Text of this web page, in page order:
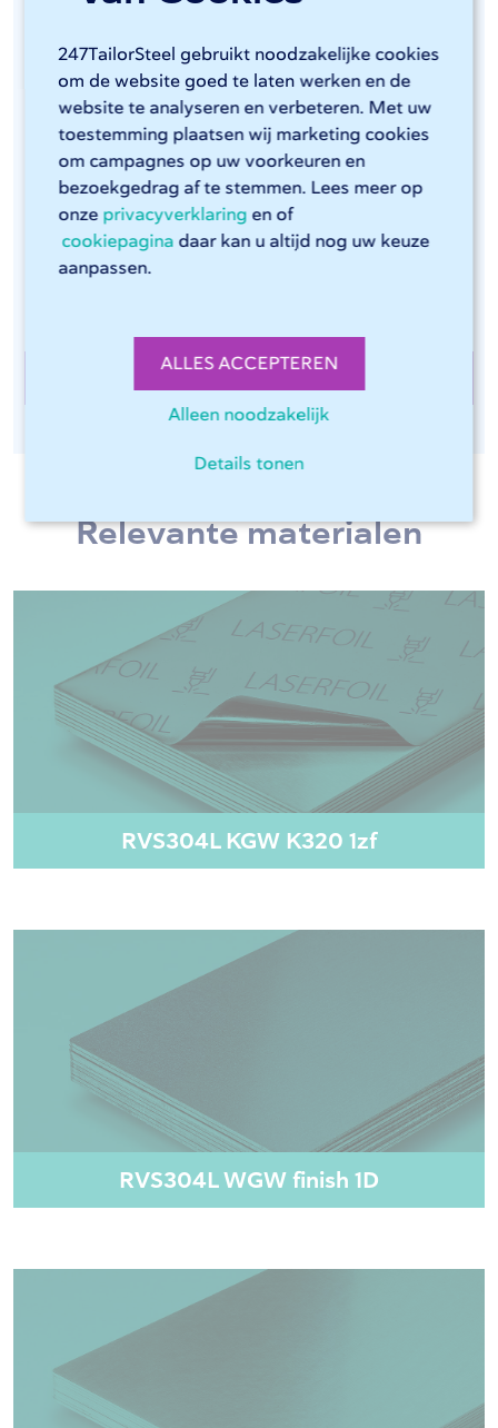
247TailorSteel gebruikt noodzakelijke cookies
om de website goed te laten werken en de
website te analyseren en verbeteren. Met uw
toestemming plaatsen wij marketing cookies
om campagnes op uw voorkeuren en
bezoekgedrag af te stemmen. Lees meer op
onze privacyverklaring en of
cookiepagina daar kan u altijd nog uw keuze
aanpassen.
ALLES ACCEPTEREN
Alleen noodzakelijk
Details tonen
Randafwerking van RVS
Om na lasersnijwerk scherpe randen aan metalen
platen te voorkomen en ook de kleinste bramen te
verwijderen, zorgt 247TailorSteel desgewenst ook
voor randafwerking als nabewerking. Essentieel voor
onder andere de voedingsmiddelenindustrie en
Relevante materialen
RVS304L KGW K320 1zf
RVS304L WGW finish 1D